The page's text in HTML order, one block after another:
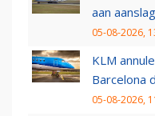
aan
05-08-2026,
KLM
Barcelona
05-08-2026,